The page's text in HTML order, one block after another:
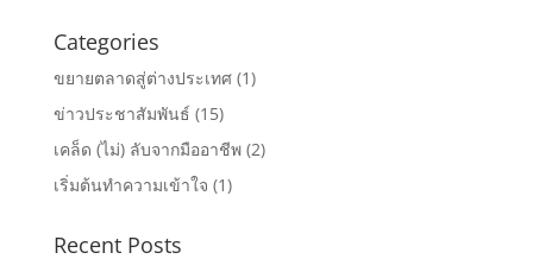
Categories
ขยายตลาดสู่ต่างประเทศ(1)
ข่าวประชาสัมพันธ์ (15)
เคล็ด (ไม่) ลับจากมืออาชีพ(2)
เริ่มต้นทำความเข้าใจ (1)
Recent Posts